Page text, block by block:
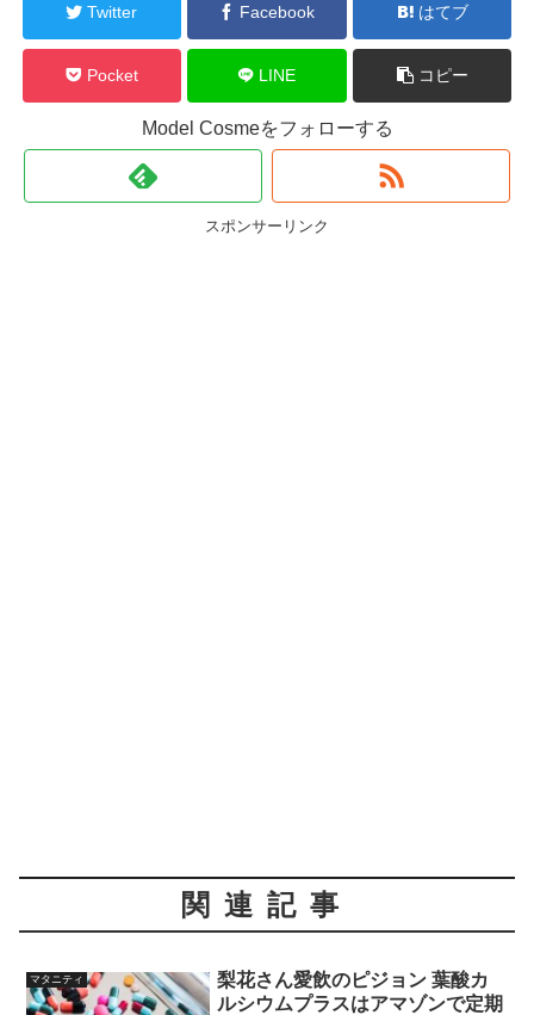
Twitter Facebook はてブ
Pocket LINE コピー
Model Cosmeをフォローする
スポンサーリンク
関連記事
マタニティ
梨花さん愛飲のピジョン 葉酸カ
ルシウムプラスはアマゾンで定期